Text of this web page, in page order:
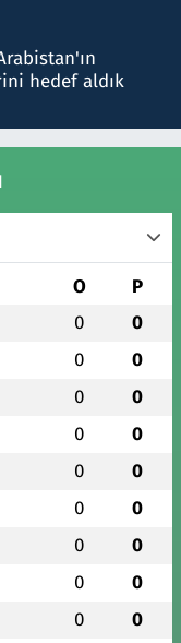
hedef aldık
O P
0 0
0 0
0 0
0 0
0 0
0 0
0 0
0 0
0 0